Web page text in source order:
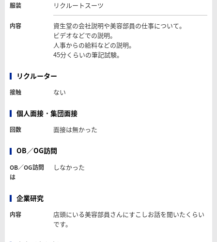
服装 リクルートスーツ
内容
資生堂の会社説明や美容部員の仕事について。
ビデオなどでの説明。
人事からの給料などの説明。
45分くらいの筆記試験。
リクルーター
接触 ない
個人面接・集団面接
回数 面接は無かった
OB／OG訪問
OB／OG訪問
は
しなかった
企業研究
内容
店頭にいる美容部員さんにすこしお話を聞いたくらい
です。